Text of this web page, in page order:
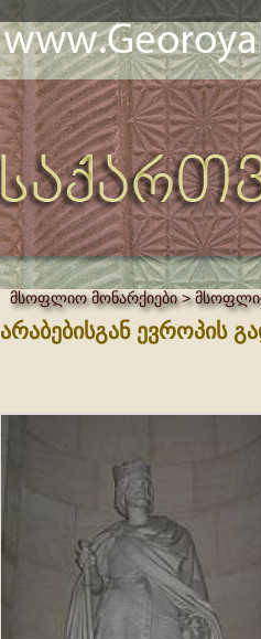
მსოფლიო მონარქიები >
არაბებისგან ევროპის